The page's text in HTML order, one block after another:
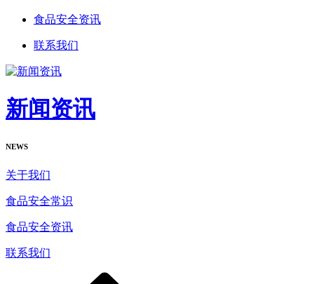
食品安全资讯
联系我们
新闻资讯
NEWS
关于我们
食品安全常识
食品安全资讯
联系我们